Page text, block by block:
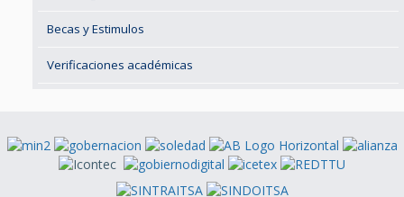
Becas y Estimulos
Verificaciones académicas